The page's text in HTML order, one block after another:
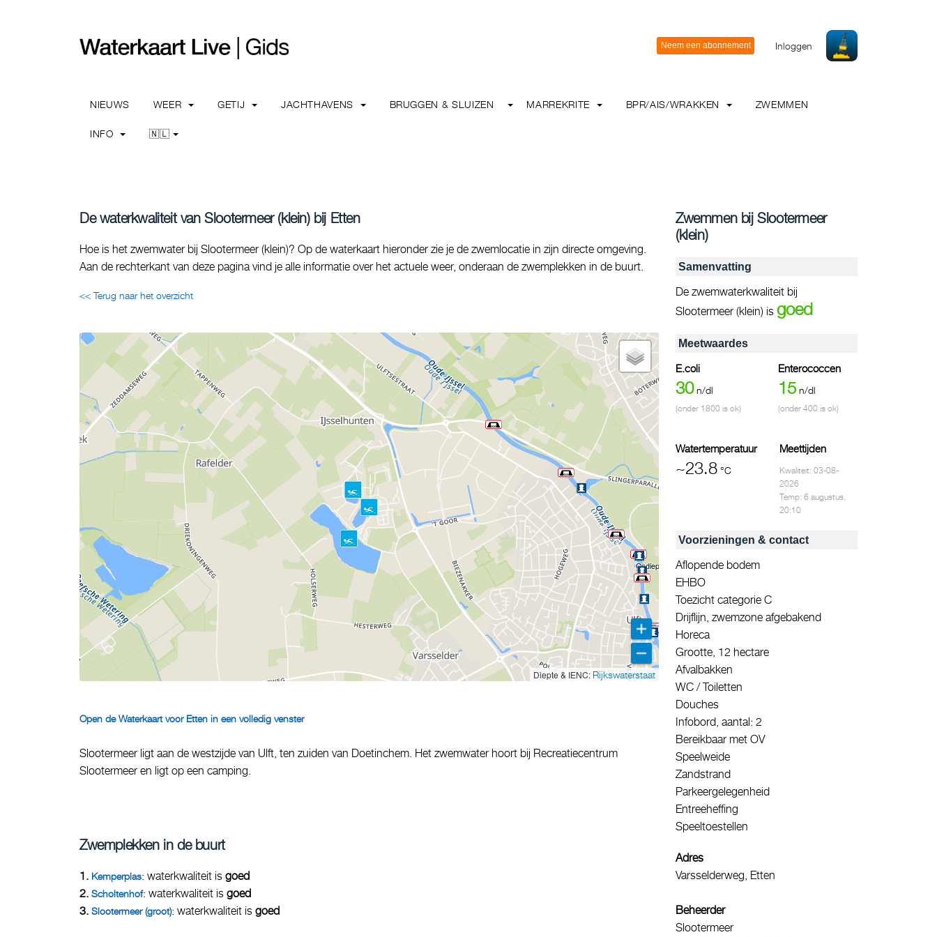
Inloggen
NIEUWS WEER GETIJ JACHTHAVENS BRUGGEN & SLUIZEN MARREKRITE BPR/AIS/WRAKKEN ZWEMMEN
INFO 🇳🇱
De waterkwaliteit van Slootermeer (klein) bij Etten
Hoe is het zwemwater bij Slootermeer (klein)? Op de waterkaart hieronder zie je de zwemlocatie in zijn directe omgeving.
Aan de rechterkant van deze pagina vind je alle informatie over het actuele weer, onderaan de zwemplekken in de buurt.
<< Terug naar het overzicht
Ondiepte richting oever
Diepte & IENC: Rijkswaterstaat
Open de Waterkaart voor Etten in een volledig venster
Slootermeer ligt aan de westzijde van Ulft, ten zuiden van Doetinchem. Het zwemwater hoort bij Recreatiecentrum
Slootermeer en ligt op een camping.
Zwemplekken in de buurt
1. Kemperplas: waterkwaliteit is goed
2. Scholtenhof: waterkwaliteit is goed
3. Slootermeer (groot): waterkwaliteit is goed
Zwemmen bij Slootermeer
(klein)
Samenvatting
De zwemwaterkwaliteit bij
Slootermeer (klein) is goed
Meetwaardes
E.coli
30 n/dl
(onder 1800 is ok)
Enterococcen
15 n/dl
(onder 400 is ok)
Watertemperatuur
~23.8 °C
Meettijden
Kwaliteit: 03-08-
2026
Temp: 6 augustus,
20:10
Voorzieningen & contact
Aflopende bodem
EHBO
Toezicht categorie C
Drijflijn, zwemzone afgebakend
Horeca
Grootte, 12 hectare
Afvalbakken
WC / Toiletten
Douches
Infobord, aantal: 2
Bereikbaar met OV
Speelweide
Zandstrand
Parkeergelegenheid
Entreeheffing
Speeltoestellen
Adres
Varsselderweg, Etten
Beheerder
Slootermeer